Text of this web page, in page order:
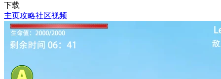
下载
主页攻略社区视频